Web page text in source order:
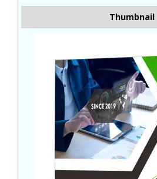
Thumbnail